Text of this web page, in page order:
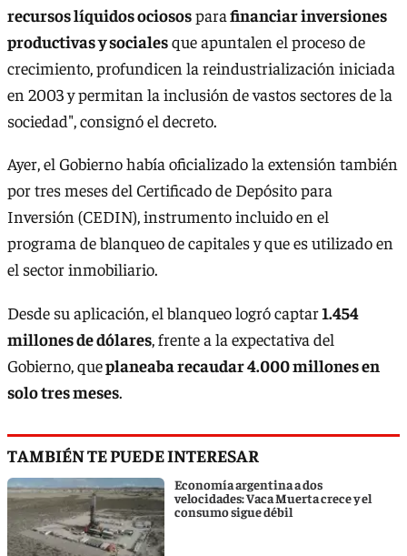
recursos líquidos ociososparafinanciar inversiones
productivas y socialesque apuntalen el proceso de
crecimiento, profundicen la reindustrialización iniciada
en 2003 y permitan la inclusión de vastos sectores de la
sociedad", consignó el decreto.
Ayer, el Gobierno había oficializado la extensión también
por tres meses del Certificado de Depósito para
Inversión (CEDIN), instrumento incluido en el
programa de blanqueo de capitales y que es utilizado en
el sector inmobiliario.
Desde su aplicación, el blanqueo logró captar1.454
millones de dólares, frente a la expectativa del
Gobierno, queplaneaba recaudar 4.000 millones en
solo tres meses.
TAMBIÉN TE PUEDE INTERESAR
Economía argentina a dos
velocidades: Vaca Muerta crece y el
consumo sigue débil